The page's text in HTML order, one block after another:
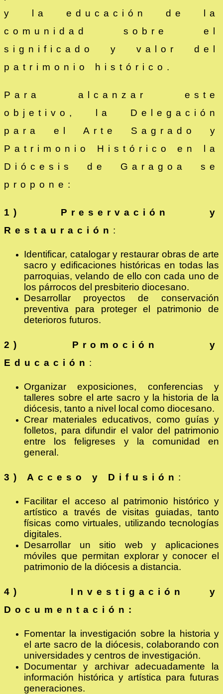
y la educación de la
comunidad sobre el
significado y valor del
patrimonio histórico.
Para alcanzar este
objetivo, la Delegación
para el Arte Sagrado y
Patrimonio Histórico en la
Diócesis de Garagoa se
propone:
1)
Preservación y
Restauración :
Identificar, catalogar y restaurar obras de arte
sacro y edificaciones históricas en todas las
parroquias, velando de ello con cada uno de
los párrocos del presbiterio diocesano.
Desarrollar proyectos de conservación
preventiva para proteger el patrimonio de
deterioros futuros.
2) Promoción y
Educación :
Organizar exposiciones, conferencias y
talleres sobre el arte sacro y la historia de la
diócesis, tanto a nivel local como diocesano.
Crear materiales educativos, como guías y
folletos, para difundir el valor del patrimonio
entre los feligreses y la comunidad en
general.
3) Acceso y Difusión :
Facilitar el acceso al patrimonio histórico y
artístico a través de visitas guiadas, tanto
físicas como virtuales, utilizando tecnologías
digitales.
Desarrollar un sitio web y aplicaciones
móviles que permitan explorar y conocer el
patrimonio de la diócesis a distancia.
4) Investigación y
Documentación:
Fomentar la investigación sobre la historia y
el arte sacro de la diócesis, colaborando con
universidades y centros de investigación.
Documentar y archivar adecuadamente la
información histórica y artística para futuras
generaciones.